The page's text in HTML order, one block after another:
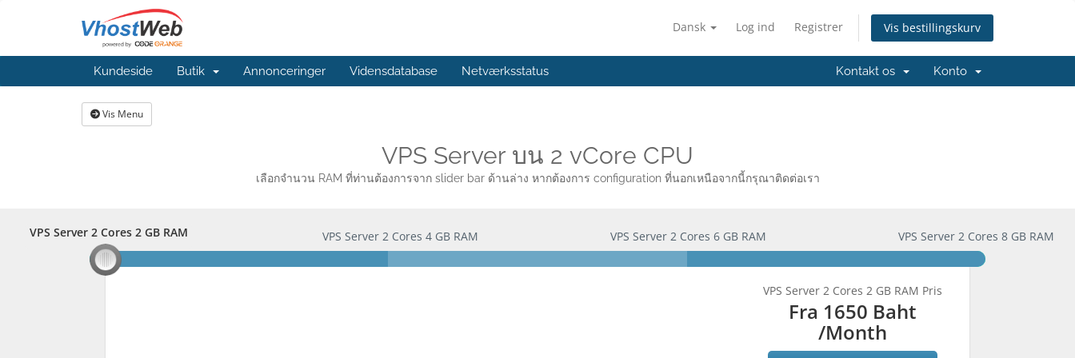
Dansk Log ind Registrer Vis bestillingskurv
Kundeside Butik Annonceringer Vidensdatabase Netværksstatus Kontakt os Konto
Vis Menu
VPS Server บน 2 vCore CPU
เลือกจำนวน RAM ที่ท่านต้องการจาก slider bar ด้านล่าง หากต้องการ configuration ที่นอกเหนือจากนี้กรุณาติดต่อเรา
VPS Server 2 Cores 2 GB RAM
VPS Server 2 Cores 2 GB RAM VPS Server 2 Cores 4 GB RAM VPS Server 2 Cores 6 GB RAM VPS Server 2 Cores 8 GB RAM
VPS Server 2 Cores 2 GB RAM Pris
Fra 1650 Baht
/Month